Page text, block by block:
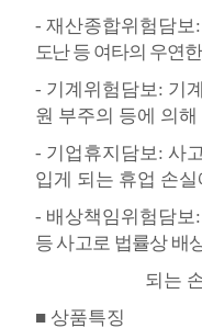
- 재산종합위험담보 :
도난 등 여타의 우연한
- 기계위험담보 : 기
원 부주의 등에 의해
- 기업휴지담보 : 사
입게 되는 휴업 손실
- 배상책임위험담보 :
등 사고로 법률상 배
되는
■ 상품특징